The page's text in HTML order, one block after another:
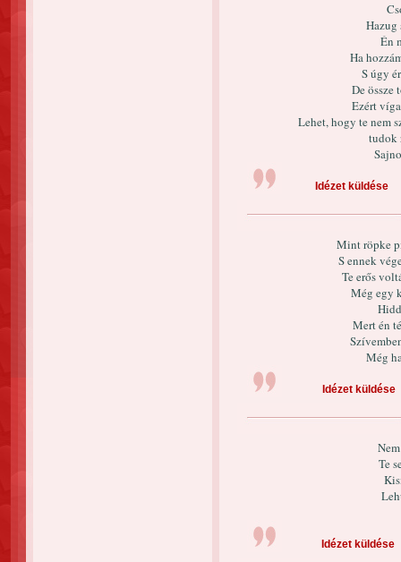
Én
Ha
S úgy
De össze
Ezért
Lehet, hogy te nem
tudok
Idézet küldése
Mint röpke
S ennek
Te erős
Még egy
Mert én
Még
Idézet küldése
Te
Idézet küldése